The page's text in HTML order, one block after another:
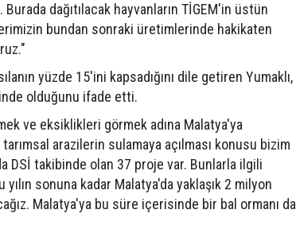
dağıtılacak hayvanların TİGEM'in üstün
bundan sonraki üretimlerinde hakikaten
yüzde 15'ini kapsadığını dile getiren Yumaklı,
olduğunu ifade etti.
ve eksiklikleri görmek adına Malatya'ya
arazilerin sulamaya açılması konusu bizim
DSİ takibinde olan 37 proje var. Bunlarla ilgili
sonuna kadar Malatya'da yaklaşık 2 milyon
Malatya'ya bu süre içerisinde bir bal ormanı da